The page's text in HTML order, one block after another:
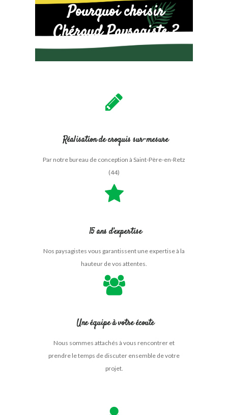
Pourquoi choisir
Chéraud Paysagiste ?
Réalisation de croquis sur-mesure
Par notre bureau de conception à Saint-Père-en-Retz
(44)
15 ans d’expertise
Nos paysagistes vous garantissent une expertise à la
hauteur de vos attentes.
Une équipe à votre écoute
Nous sommes attachés à vous rencontrer et
prendre le temps de discuter ensemble de votre
projet.